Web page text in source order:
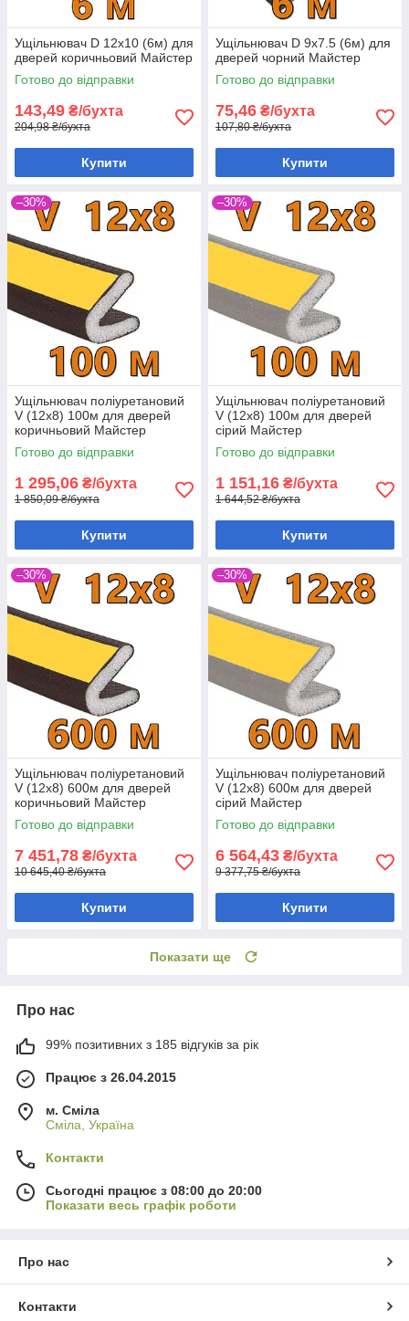
Ущільнювач D 12х10 (6м) для
дверей коричньовий Майстер
Готово до відправки
143,49 ₴/бухта
204,98 ₴/бухта
Купити
Ущільнювач D 9х7.5 (6м) для
дверей чорний Майстер
Готово до відправки
75,46 ₴/бухта
107,80 ₴/бухта
Купити
–30%
Ущільнювач поліуретановий
V (12х8) 100м для дверей
коричньовий Майстер
Готово до відправки
1 295,06 ₴/бухта
1 850,09 ₴/бухта
Купити
–30%
Ущільнювач поліуретановий
V (12х8) 100м для дверей
сірий Майстер
Готово до відправки
1 151,16 ₴/бухта
1 644,52 ₴/бухта
Купити
–30%
Ущільнювач поліуретановий
V (12х8) 600м для дверей
коричньовий Майстер
Готово до відправки
7 451,78 ₴/бухта
10 645,40 ₴/бухта
Купити
–30%
Ущільнювач поліуретановий
V (12х8) 600м для дверей
сірий Майстер
Готово до відправки
6 564,43 ₴/бухта
9 377,75 ₴/бухта
Купити
Показати ще
Про нас
99% позитивних з 185 відгуків за рік
Працює з 26.04.2015
м. Сміла
Сміла, Україна
Контакти
Сьогодні працює з 08:00 до 20:00
Показати весь графік роботи
Про нас
Контакти